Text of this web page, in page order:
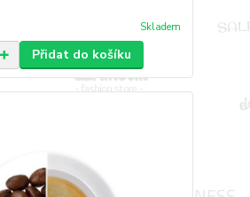
Skladem
Přidat do košíku